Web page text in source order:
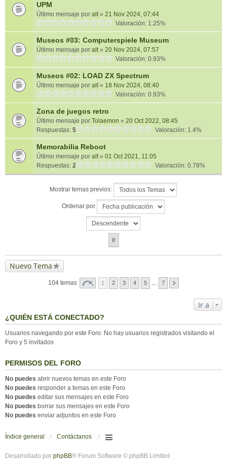
UPM
Último mensaje por alt« 21 Nov 2024, 07:44
Valoración: 1.25%
Museos #03: Computerspiele Museum
Último mensaje por alt« 20 Nov 2024, 07:57
Valoración: 0.93%
Museos #02: LOAD ZX Spectrum
Último mensaje por alt« 18 Nov 2024, 08:40
Valoración: 0.93%
Zona de juegos retro
Último mensaje por Tolaemon « 20 Oct 2022, 08:45
Respuestas: 5 Valoración: 1.4%
Memorabilia Reboot
Último mensaje por alt« 01 Oct 2021, 11:05
Respuestas: 2 Valoración: 0.78%
Mostrar temas previos:
Ordenar por
Nuevo Tema
104 temas 1 2 3 4 5 7
Ir a
¿QUIÉN ESTÁ CONECTADO?
Usuarios navegando por este Foro: No hay usuarios registrados visitando el
Foro y 5 invitados
PERMISOS DEL FORO
No puedes abrir nuevos temas en este Foro
No puedes responder a temas en este Foro
No puedes editar sus mensajes en este Foro
No puedes borrar sus mensajes en este Foro
No puedes enviar adjuntos en este Foro
Índice general Contáctanos
Desarrollado por phpBB® Forum Software © phpBB Limited